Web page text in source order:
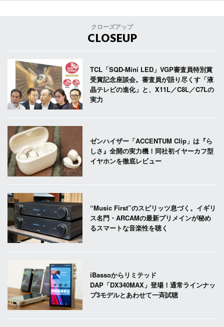
クローズアップ
CLOSEUP
TCL「SQD-Mini LED」VGP審査員特別賞
受賞記念座談会。審査員が語り尽くす「液
晶テレビの進化」と、X11L／C8L／C7Lの
実力
ゼンハイザー「ACCENTUM Clip」は『ら
しさ』全開の実力機！同社初イヤーカフ型
イヤホンを徹底レビュー
“Music First”のスピリッツ息づく。イギリ
ス名門・ARCAMの最新プリメインが秘め
るスマートな音楽性を聴く
iBassoからリミテッド
DAP「DX340MAX」登場！通常ラインナッ
プ3モデルとあわせて一斉試聴